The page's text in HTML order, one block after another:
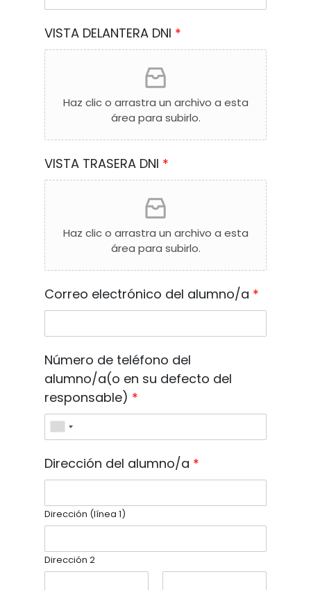
VISTA DELANTERA DNI *
Haz clic o arrastra un archivo a esta
área para subirlo.
VISTA TRASERA DNI *
Haz clic o arrastra un archivo a esta
área para subirlo.
Correo electrónico del alumno/a *
Número de teléfono del
alumno/a(o en su defecto del
responsable) *
Dirección del alumno/a *
Dirección (línea 1)
Dirección 2